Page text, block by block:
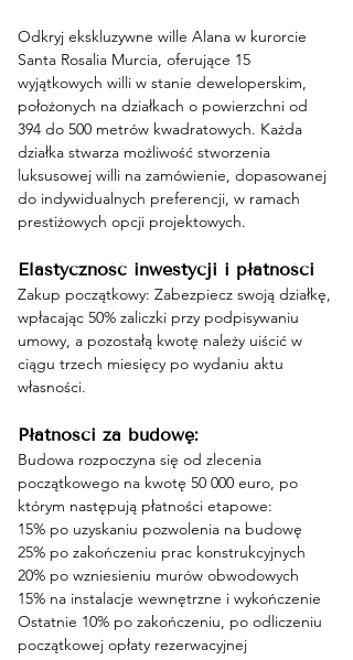
Odkryj ekskluzywne wille Alana w kurorcie
Santa Rosalia Murcia, oferujące 15
wyjątkowych willi w stanie deweloperskim,
położonych na działkach o powierzchni od
394 do 500 metrów kwadratowych. Każda
działka stwarza możliwość stworzenia
luksusowej willi na zamówienie, dopasowanej
do indywidualnych preferencji, w ramach
prestiżowych opcji projektowych.
Elastyczność inwestycji i płatności
Zakup początkowy: Zabezpiecz swoją działkę,
wpłacając 50% zaliczki przy podpisywaniu
umowy, a pozostałą kwotę należy uiścić w
ciągu trzech miesięcy po wydaniu aktu
własności.
Płatności za budowę:
Budowa rozpoczyna się od zlecenia
początkowego na kwotę 50 000 euro, po
którym następują płatności etapowe:
15% po uzyskaniu pozwolenia na budowę
25% po zakończeniu prac konstrukcyjnych
20% po wzniesieniu murów obwodowych
15% na instalacje wewnętrzne i wykończenie
Ostatnie 10% po zakończeniu, po odliczeniu
początkowej opłaty rezerwacyjnej